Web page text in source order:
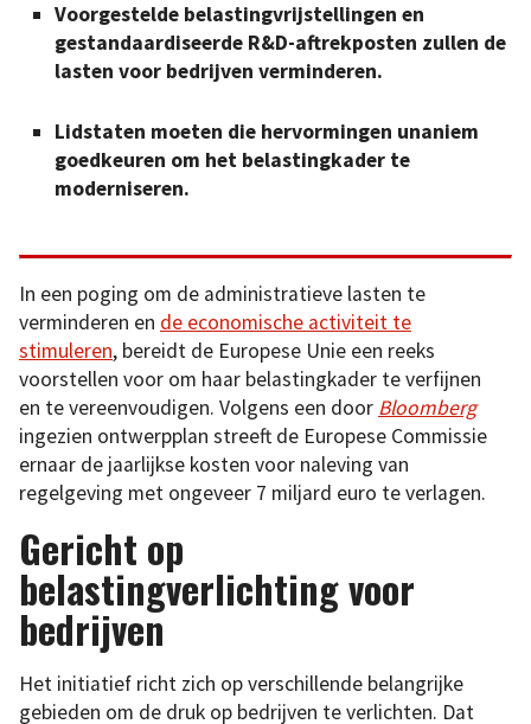
Voorgestelde belastingvrijstellingen en
gestandaardiseerde R&D-aftrekposten zullen de
lasten voor bedrijven verminderen.
Lidstaten moeten die hervormingen unaniem
goedkeuren om het belastingkader te
moderniseren.
In een poging om de administratieve lasten te
verminderen en de economische activiteit te
stimuleren, bereidt de Europese Unie een reeks
voorstellen voor om haar belastingkader te verfijnen
en te vereenvoudigen. Volgens een door Bloomberg
ingezien ontwerpplan streeft de Europese Commissie
ernaar de jaarlijkse kosten voor naleving van
regelgeving met ongeveer 7 miljard euro te verlagen.
Gericht op
belastingverlichting voor
bedrijven
Het initiatief richt zich op verschillende belangrijke
gebieden om de druk op bedrijven te verlichten. Dat